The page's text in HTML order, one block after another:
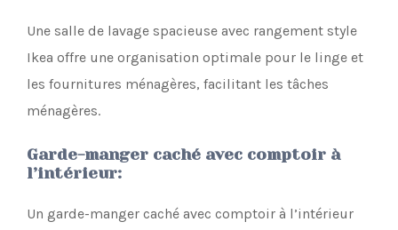
Une salle de lavage spacieuse avec rangement style
Ikea offre une organisation optimale pour le linge et
les fournitures ménagères, facilitant les tâches
ménagères.
Garde-manger caché avec comptoir à
l’intérieur:
Un garde-manger caché avec comptoir à l’intérieur